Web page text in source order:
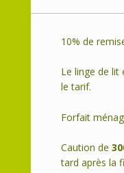
10% de
Le linge de lit
le tarif.
Forfait
Caution de
tard après la